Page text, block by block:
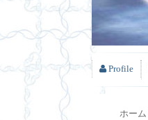
Profile
ホーム